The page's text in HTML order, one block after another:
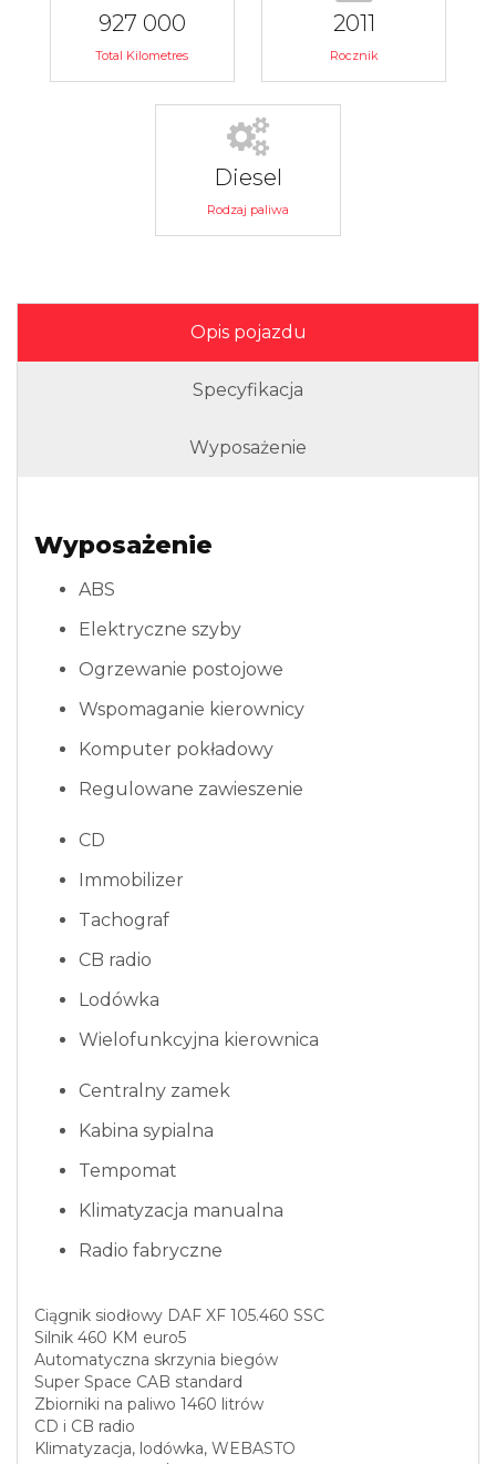
927 000
Total Kilometres
2011
Rocznik
Diesel
Rodzaj paliwa
Opis pojazdu
Specyfikacja
Wyposażenie
Wyposażenie
ABS
Elektryczne szyby
Ogrzewanie postojowe
Wspomaganie kierownicy
Komputer pokładowy
Regulowane zawieszenie
CD
Immobilizer
Tachograf
CB radio
Lodówka
Wielofunkcyjna kierownica
Centralny zamek
Kabina sypialna
Tempomat
Klimatyzacja manualna
Radio fabryczne
Ciągnik siodłowy DAF XF 105.460 SSC
Silnik 460 KM euro5
Automatyczna skrzynia biegów
Super Space CAB standard
Zbiorniki na paliwo 1460 litrów
CD i CB radio
Klimatyzacja, lodówka, WEBASTO